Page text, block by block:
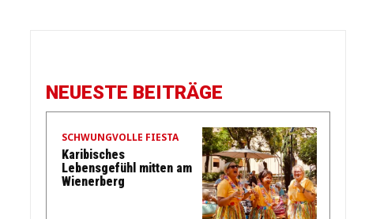
NEUESTE BEITRÄGE
SCHWUNGVOLLE FIESTA
Karibisches
Lebensgefühl mitten am
Wienerberg